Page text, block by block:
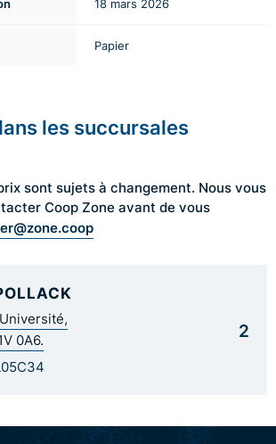
18 mars 2026
Papier
les succursales
sont sujets à changement. Nous vous
Coop Zone avant de vous
0A6.
2